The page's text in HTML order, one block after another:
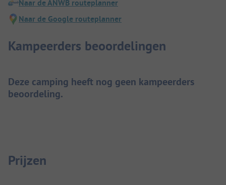
Naar de ANWB routeplanner
Naar de Google routeplanner
Kampeerders beoordelingen
Deze camping heeft nog geen kampeerders
beoordeling.
Prijzen